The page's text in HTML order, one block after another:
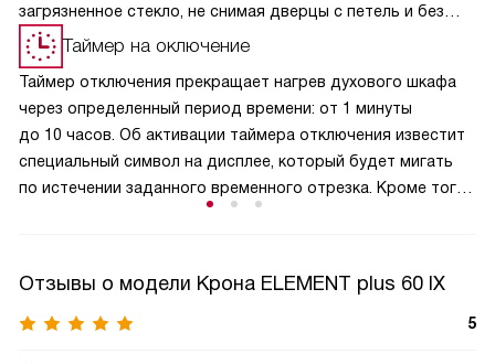
загрязненное стекло, не снимая дверцы с петель и без
применения каких-либо инструментов.
Таймер на оключение
Таймер отключения прекращает нагрев духового шкафа
через определенный период времени: от 1 минуты
до 10 часов. Об активации таймера отключения известит
специальный символ на дисплее, который будет мигать
по истечении заданного временного отрезка. Кроме того
Отзывы о модели Крона ELEMENT plus 60 IX
5